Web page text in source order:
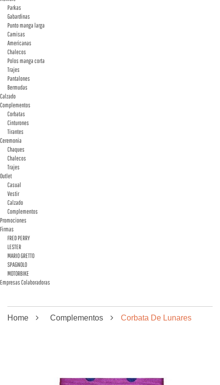
Parkas
Gabardinas
Punto manga larga
Camisas
Americanas
Chalecos
Polos manga corta
Trajes
Pantalones
Bermudas
Calzado
Complementos
Corbatas
Cinturones
Tirantes
Ceremonia
Chaques
Chalecos
Trajes
Outlet
Casual
Vestir
Calzado
Complementos
Promociones
Firmas
FRED PERRY
LESTER
MARIO GRETTO
SPAGNOLO
MOTORBIKE
Empresas Colaboradoras
Home Complementos Corbata De Lunares